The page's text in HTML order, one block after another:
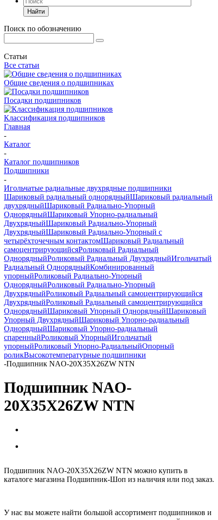
Найти
Поиск по обозначению
Статьи
Все статьи
Общие сведения о подшипниках
Посадки подшипников
Классификация подшипников
Главная
-
Каталог
-
Каталог подшипников
Подшипники
-
Игольчатые радиальные двухрядные подшипники
Шариковый радиальный однорядныйШариковый радиальный
двухрядныйШариковый Радиально-Упорный
ОднорядныйШариковый Упорно-радиальный
ДвухрядныйШариковый Радиально-Упорный
ДвухрядныйШариковый Радиально-Упорный с
четырёхточечным контактомШариковый Радиальный
самоцентрирующийсяРоликовый Радиальный
ОднорядныйРоликовый Радиальный ДвухрядныйИгольчатый
Радиальный ОднорядныйКомбинированный
упорныйРоликовый Радиально-Упорный
ОднорядныйРоликовый Радиально-Упорный
ДвухрядныйРоликовый Радиальный самоцентрирующийся
ДвухрядныйРоликовый Радиальный самоцентрирующийся
ОднорядныйШариковый Упорный ОднорядныйШариковый
Упорный ДвухрядныйШариковый Упорно-радиальный
ОднорядныйШариковый Упорно-радиальный
спаренныйРоликовый УпорныйИгольчатый
упорныйРоликовый Упорно-РадиальныйОпорный
роликВысокотемпературные подшипники
-Подшипник NAO-20X35X26ZW NTN
Подшипник NAO-
20X35X26ZW NTN
Подшипник NAO-20X35X26ZW NTN можно купить в
каталоге магазина Подшипник-Шоп из наличия или под заказ.
У нас вы можете найти большой ассортимент подшипников и